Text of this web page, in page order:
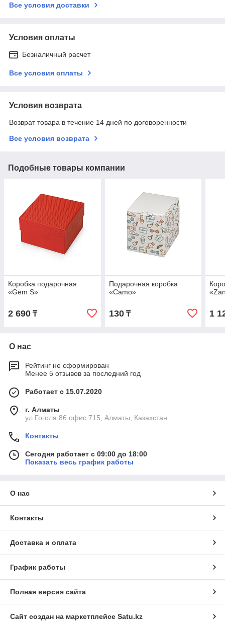
Все условия доставки
Условия оплаты
Безналичный расчет
Все условия оплаты
Условия возврата
Возврат товара в течение 14 дней по договоренности
Все условия возврата
Подобные товары компании
Коробка подарочная
«Gem S»
2 690 ₸
Подарочная коробка
«Camo»
130₸ 1
О нас
Рейтинг не сформирован
Менее 5 отзывов за последний год
Работает с 15.07.2020
г. Алматы
ул.Гоголя,86 офис 715, Алматы, Казахстан
Контакты
Сегодня работает с 09:00 до 18:00
Показать весь график работы
О нас
Контакты
Доставка и оплата
График работы
Полная версия сайта
Сайт создан на маркетплейсе Satu.kz